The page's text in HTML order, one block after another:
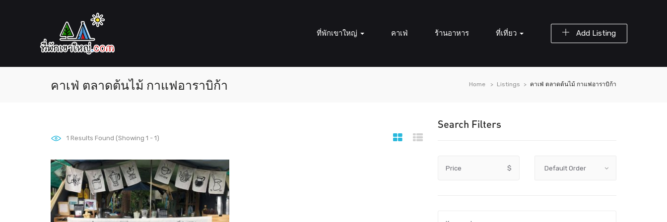
Add Listing
ที่พักเขาใหญ่ คาเฟ่ ร้านอาหาร ที่เที่ยว
คาเฟ่ ตลาดต้นไม้ กาแฟอาราบิก้า Home Listings คาเฟ่ ตลาดต้นไม้ กาแฟอาราบิก้า
Search Filters
Price $
1 Results Found (Showing 1 - 1)